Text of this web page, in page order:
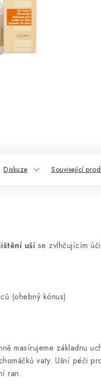
Diskuze Související
uší se zvlhčujícím
(ohebný kónus)
masírujeme základnu
vaty. Ušní péči
ran.